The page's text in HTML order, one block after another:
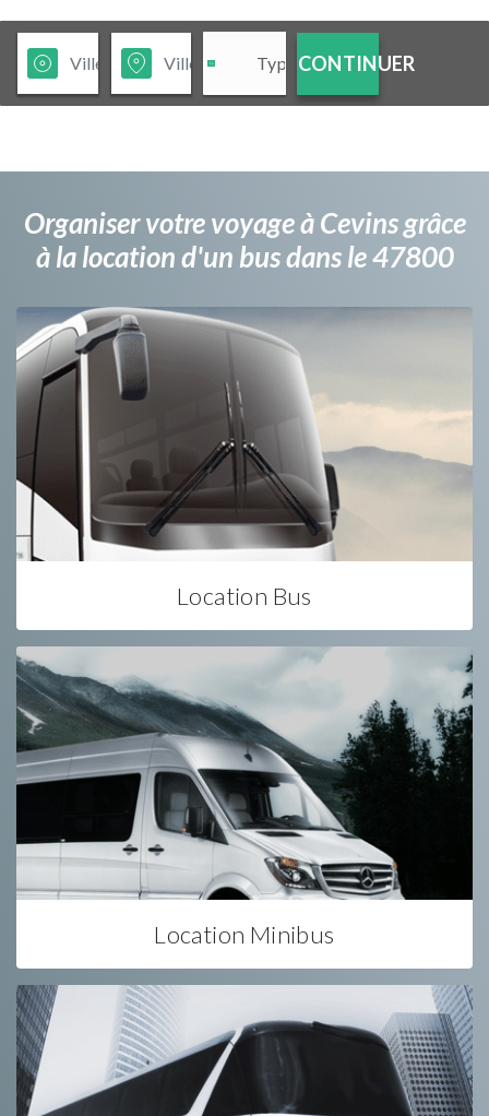
CONTINUER
Organiser votre voyage à Cevins grâce
à la location d'un bus dans le 47800
Location Bus
Location Minibus